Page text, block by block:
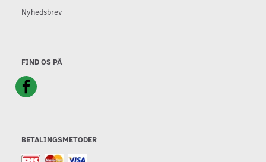
Nyhedsbrev
FIND OS PÅ
BETALINGSMETODER